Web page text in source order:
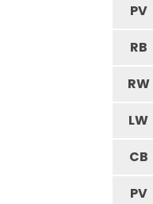
PV
RB
RW
LW
CB
PV